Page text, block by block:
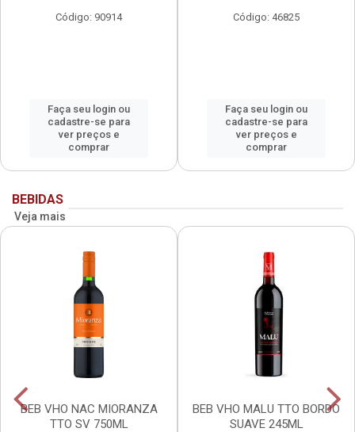
Código: 90914
Faça seu login ou
cadastre-se para
ver preços e
comprar
Código: 46825
Faça seu login ou
cadastre-se para
ver preços e
comprar
BEBIDAS
Veja mais
BEB VHO NAC MIORANZA
TTO SV 750ML
BEB VHO MALU TTO BORDO
SUAVE 245ML